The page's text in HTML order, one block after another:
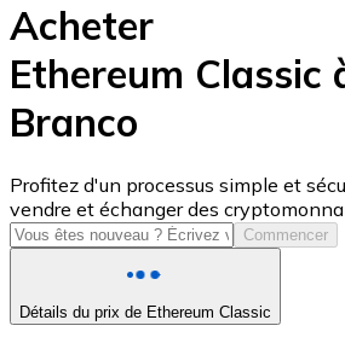
USD Coin
USDC
Acheter
Ethereum Classic
Branco
Profitez d'un processus simple et
vendre et échanger des
Commencer
Détails du prix de Ethereum Classic